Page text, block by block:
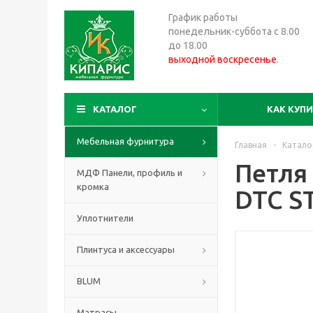
График работы
понедельник-суббота с 8.00
до 18.00
выходной воскресенье.
КАТАЛОГ КАК
Мебельная фурнитура
МДФ Панели, профиль и
кромка
Уплотнители
Плинтуса и аксессуары
BLUM
Главная -
DTC